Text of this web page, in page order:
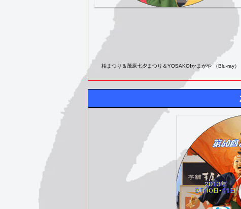
柏まつり＆茂原七夕まつり＆YOSAKOIかまがや （Blu-ray）